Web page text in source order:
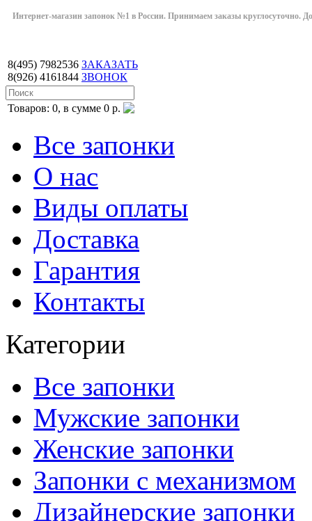
Интернет-магазин запонок №1 в России. Принимаем заказы круглосуточно.
8(495) 7982536
8(926) 4161844
ЗАКАЗАТЬ
ЗВОНОК
Товаров: 0, в сумме 0 р.
Все запонки
О нас
Виды оплаты
Доставка
Гарантия
Контакты
Категории
Все запонки
Мужские запонки
Женские запонки
Запонки с механизмом
Дизайнерские запонки